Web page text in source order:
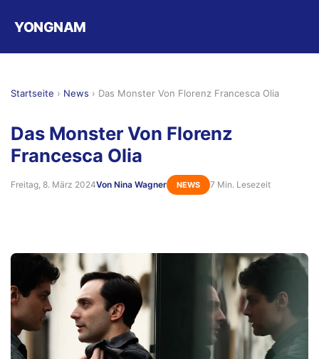
YONGNAM
Startseite › News › Das Monster Von Florenz Francesca Olia
Das Monster Von Florenz
Francesca Olia
Freitag, 8. März 2024Von Nina Wagner NEWS 7 Min. Lesezeit